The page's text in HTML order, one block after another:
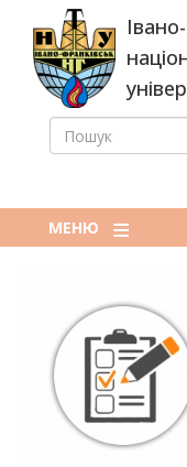
основного
вмісту
ПОШУК
МЕНЮ